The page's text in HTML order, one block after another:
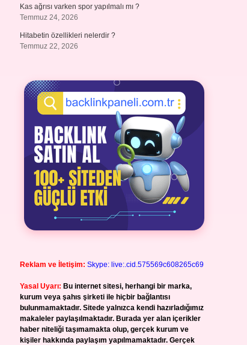
Kas ağrısı varken spor yapılmalı mı ?
Temmuz 24, 2026
Hitabetin özellikleri nelerdir ?
Temmuz 22, 2026
Reklam ve İletişim: Skype: live:.cid.575569c608265c69
Yasal Uyarı: Bu internet sitesi, herhangi bir marka,
kurum veya şahıs şirketi ile hiçbir bağlantısı
bulunmamaktadır. Sitede yalnızca kendi hazırladığımız
makaleler paylaşılmaktadır. Burada yer alan içerikler
haber niteliği taşımamakta olup, gerçek kurum ve
kişiler hakkında paylaşım yapılmamaktadır. Gerçek